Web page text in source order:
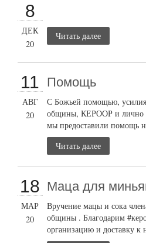
8
ДЕК
20
Читать далее
11
АВГ
20
Помощь
С Божьей помощью,
общины, КЕРООР и лично
мы предоставили помощь
Читать далее
18
МАР
20
Маца для
Вручение мацы и сока
общины . Благодарим
организацию и доставку